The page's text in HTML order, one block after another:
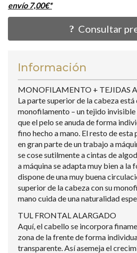
envío 7,00€*
Consultar
Información
MONOFILAMENTO + TEJIDAS
La parte superior de la cabeza
monofilamento – un tejido invisible
que el pelo se anuda de forma
fino hecho a mano. El resto de
en gran parte de un trabajo a
se cose sutilmente a cintas de
a máquina se adapta muy bien a la
dispone de una muy buena
superior de la cabeza con su
mano cuida de una naturalidad
TUL FRONTAL ALARGADO
Aquí, el cabello se incorpora
zona de la frente de forma
transparente. Así asemeja el